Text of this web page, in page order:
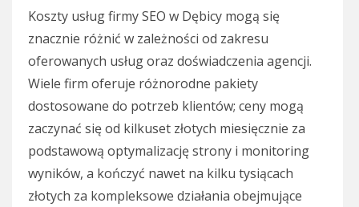
Koszty usług firmy SEO w Dębicy mogą się
znacznie różnić w zależności od zakresu
oferowanych usług oraz doświadczenia agencji.
Wiele firm oferuje różnorodne pakiety
dostosowane do potrzeb klientów; ceny mogą
zaczynać się od kilkuset złotych miesięcznie za
podstawową optymalizację strony i monitoring
wyników, a kończyć nawet na kilku tysiącach
złotych za kompleksowe działania obejmujące